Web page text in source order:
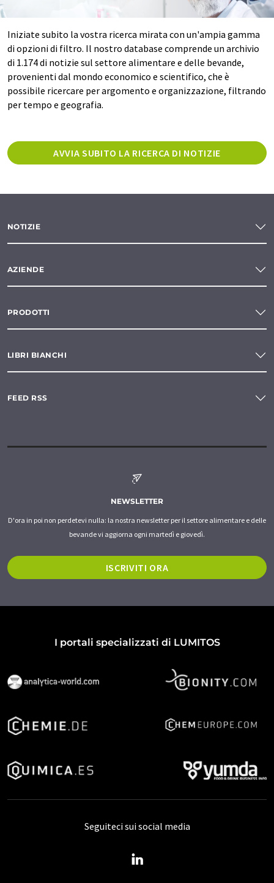
Iniziate subito la vostra ricerca mirata con un'ampia gamma
di opzioni di filtro. Il nostro database comprende un archivio
di 1.174 di notizie sul settore alimentare e delle bevande,
provenienti dal mondo economico e scientifico, che è
possibile ricercare per argomento e organizzazione, filtrando
per tempo e geografia.
AVVIA SUBITO LA RICERCA DI NOTIZIE
NOTIZIE
AZIENDE
PRODOTTI
LIBRI BIANCHI
FEED RSS
NEWSLETTER
D'ora in poi non perdetevi nulla: la nostra newsletter per il settore alimentare e delle
bevande vi aggiorna ogni martedì e giovedì.
ISCRIVITI ORA
I portali specializzati di LUMITOS
Seguiteci sui social media